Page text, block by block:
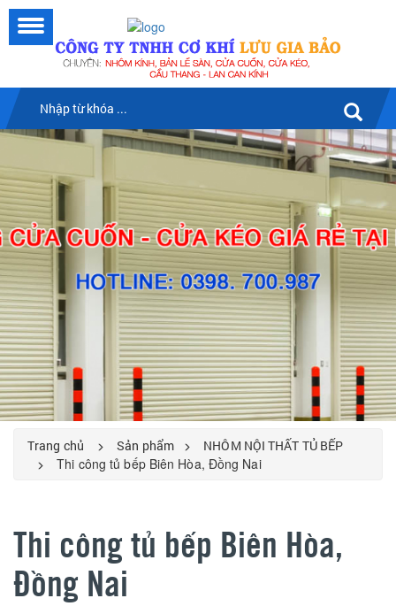
Trang chủ Sản phẩm NHÔM NỘI THẤT TỦ BẾP
Thi công tủ bếp Biên Hòa, Đồng Nai
Thi công tủ bếp Biên Hòa,
Đồng Nai